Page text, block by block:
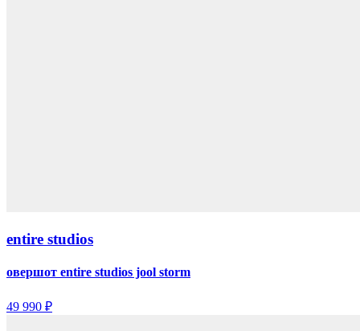
entire studios
овершот entire studios jool storm
49 990 ₽